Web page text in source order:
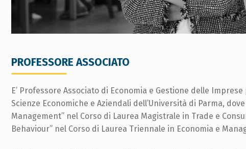
PROFESSORE ASSOCIATO
E’ Professore Associato di Economia e Gestione delle
Scienze Economiche e Aziendali dell’Università di Parma,
Management” nel Corso di Laurea Magistrale in Trade e
Behaviour” nel Corso di Laurea Triennale in Economia e